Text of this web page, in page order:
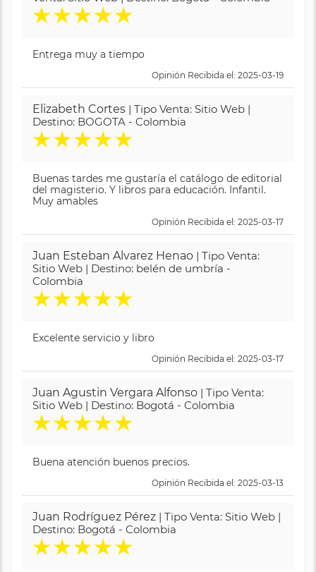
★★★★★
Entrega muy a tiempo
Opinión Recibida el: 2025-03-19
Elizabeth Cortes | Tipo Venta: Sitio Web |
Destino: BOGOTA - Colombia
★★★★★
Buenas tardes me gustaría el catálogo de editorial
del magisterio. Y libros para educación. Infantil.
Muy amables
Opinión Recibida el: 2025-03-17
Juan Esteban Alvarez Henao | Tipo Venta:
Sitio Web | Destino: belén de umbría -
Colombia
★★★★★
Excelente servicio y libro
Opinión Recibida el: 2025-03-17
Juan Agustin Vergara Alfonso | Tipo Venta:
Sitio Web | Destino: Bogotá - Colombia
★★★★★
Buena atención buenos precios.
Opinión Recibida el: 2025-03-13
Juan Rodríguez Pérez | Tipo Venta: Sitio Web |
Destino: Bogotá - Colombia
★★★★★